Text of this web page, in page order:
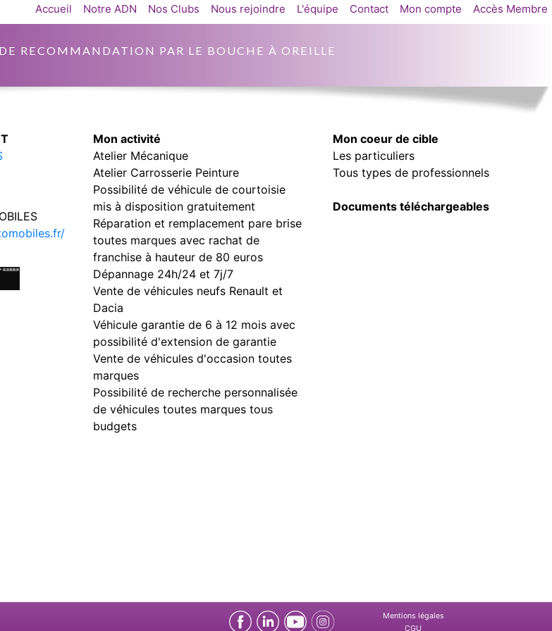
RECOMMANDATION PAR LE BOUCHE À OREILLE
Accueil Notre ADN Nos Clubs Nous rejoindre L'équipe Contact Mon compte Accès Membre
Mon activité
Atelier Mécanique
Atelier Carrosserie Peinture
Possibilité de véhicule de courtoisie
mis à disposition gratuitement
Réparation et remplacement pare brise
toutes marques avec rachat de
franchise à hauteur de 80 euros
Dépannage 24h/24 et 7j/7
Vente de véhicules neufs Renault et
Dacia
Véhicule garantie de 6 à 12 mois avec
possibilité d'extension de garantie
Vente de véhicules d'occasion toutes
marques
Possibilité de recherche personnalisée
de véhicules toutes marques tous
budgets
Mon coeur de cible
Les particuliers
Tous types de professionnels
Documents téléchargeables
Mentions légales
CGU